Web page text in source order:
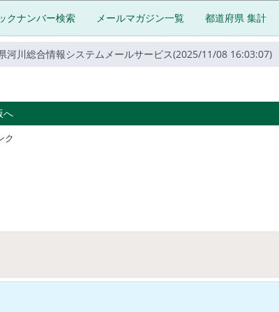
クナンバー検索 メールマガジン一覧 都道府県 集計
河川総合情報システムメールサービス(2025/11/08 16:03:07)
へ
ク